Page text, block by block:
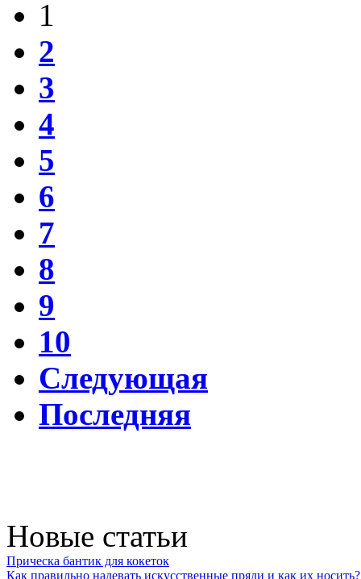
1
2
3
4
5
6
7
8
9
10
Следующая
Последняя
Новые статьи
Прическа бантик для кокеток
Как правильно надевать искусственные пряди и как их носить?